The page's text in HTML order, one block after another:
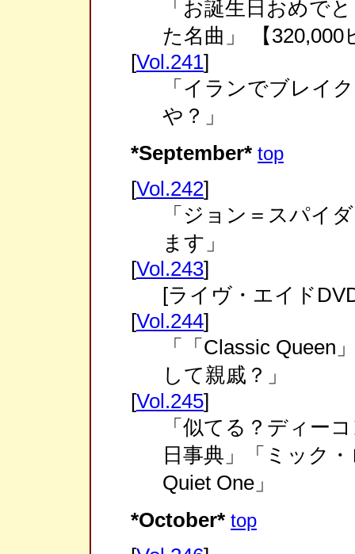
「お誕生日おめで
た名曲」 【320,000
[Vol.241]
「イランでブレイ
や？」
*September* top
[Vol.242]
「ジョン＝スパイ
ます」
[Vol.243]
[ライヴ・エイド
[Vol.244]
「「Classic
して親戚？」
[Vol.245]
「似てる？ディー
日事典」「ミック
Quiet One」
*October* top